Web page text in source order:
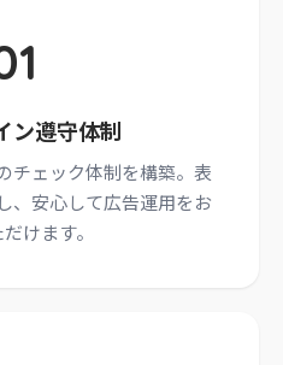
ン遵守体制
チェック体制を構築。表
、安心して広告運用をお
けます。